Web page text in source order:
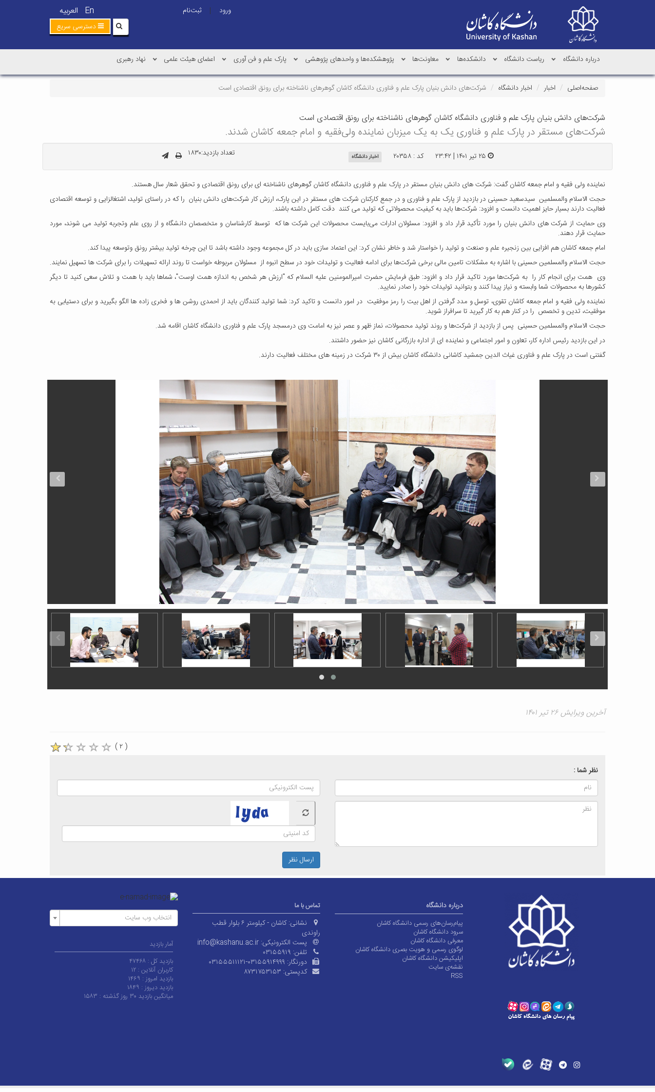
En العربیه ورود |
ثبت‌نام
دسترسی سریع
درباره دانشگاه ریاست دانشگاه دانشکده‌ها معاونت‌ها پژوهشکده‌ها و واحدهای پژوهشی پارک علم و فن آوری اعضای هیئت علمی نهاد رهبری
صفحه‌اصلی اخبار اخبار دانشگاه شرکت‌های دانش بنیان پارک علم و فناوری دانشگاه کاشان گوهرهای ناشناخته برای رونق اقتصادی است
شرکت‌های دانش بنیان پارک علم و فناوری دانشگاه کاشان گوهرهای ناشناخته برای رونق اقتصادی است
شرکت‌های مستقر در پارک علم و فناوری یک به یک میزبان نماینده ولی‌فقیه و امام جمعه کاشان شدند.
۲۵ تیر ۱۴۰۱ | ۲۳:۴۲ کد : ۲۰۳۵۸ اخبار دانشگاه تعداد بازدید:۱۸۳۰
نماینده ولی فقیه و امام جمعه کاشان گفت: شرکت های دانش بنیان مستقر در پارک علم و فناوری دانشگاه کاشان گوهرهای ناشناخته ای برای رونق اقتصادی و تحقق شعار سال هستند.
حجت الاسلام والمسلمین سیدسعید حسینی در بازدید از پارک علم و فناوری و در جمع کارکنان شرکت های مستقر در این پارک، ارزش کار شرکت‌های دانش بنیان را که در راستای تولید، اشتغالزایی و توسعه اقتصادی
فعالیت دارند بسیار حایز اهمیت دانست و افزود: شرکت‌ها باید به کیفیت محصولاتی که تولید می کنند دقت کامل داشته باشند.
وی حمایت از شرکت های دانش بنیان را مورد تأکید قرار داد و افزود: مسئولان ادارات می‌بایست محصولات این شرکت ها که توسط کارشناسان و متخصصان دانشگاه و از روی علم وتجربه تولید می شوند، مورد
حمایت قرار دهند.
امام جمعه کاشان هم افزایی بین زنجیره علم و صنعت و تولید را خواستار شد و خاطر نشان کرد: این اعتماد سازی باید در کل مجموعه وجود داشته باشد تا این چرخه تولید بیشتر رونق وتوسعه پیدا کند.
حجت الاسلام والمسلمین حسینی با اشاره به مشکلات تامین مالی برخی شرکت‌ها برای ادامه فعالیت و تولیدات خود در سطح انبوه از مسئولان مربوطه خواست تا روند ارائه تسهیلات را برای شرکت ها تسهیل نمایند.
وی همت برای انجام کار را به شرکت‌ها مورد تاکید قرار داد و افزود: طبق فرمایش حضرت امیرالمومنین علیه السلام که "ارزش هر شخص به اندازه همت اوست"، شماها باید با همت و تلاش سعی کنید تا دیگر
کشورها به محصولات شما وابسته و نیاز پیدا کنند و بتوانید تولیدات خود را صادر نمایید.
نماینده ولی فقیه و امام جمعه کاشان تقوی، توسل و مدد گرفتن از اهل بیت را رمز موفقیت در امور دانست و تاکید کرد: شما تولید کنندگان باید از احمدی روشن ها و فخری زاده ها الگو بگیرید و برای دستیابی به
موفقیت، تدین و تخصص را در کنار هم به کار گیرید تا سرافراز شوید.
حجت الاسلام والمسلمین حسینی پس از بازدید از شرکت‌ها و روند تولید محصولات، نماز ظهر و عصر نیز به امامت وی درمسجد پارک علم و فناوری دانشگاه کاشان اقامه شد.
در این بازدید رئیس اداره کار، تعاون و امور اجتماعی و نماینده ای از اداره بازرگانی کاشان نیز حضور داشتند.
گفتنی است در پارک علم و فناوری غیاث الدین جمشید کاشانی دانشگاه کاشان بیش از ۳۰ شرکت در زمینه های مختلف فعالیت دارند.
آخرین ویرایش ۲۶ تیر ۱۴۰۱
( ۲ )
نظر شما :
ارسال نظر
درباره دانشگاه
پیام‌رسان‌های رسمی دانشگاه کاشان
سرود دانشگاه کاشان
معرفی دانشگاه کاشان
لوگوی رسمی و هویت بصری دانشگاه کاشان
اپلیکیشن دانشگاه کاشان
نقشه‌ی سایت
RSS
تماس با ما
نشانی:
کاشان - کیلومتر ۶ بلوار قطب
راوندی
پست الکترونیکی: info@kashanu.ac.ir
تلفن: ۰۳۱۵۵۹۱۹
دورنگار: ۰۳۱۵۵۵۱۱۱۲۱-۰۳۱۵۵۹۱۴۹۹۹
کدپستی: ۸۷۳۱۷۵۳۱۵۳
انتخاب وب سایت
آمار بازدید
بازدید کل : ۴۷۴۶۸
کاربران آنلاین :۱۲
بازدید امروز : ۱۴۶۹
بازدید دیروز : ۱۸۴۹
میانگین بازدید ۳۰ روز گذشته :
۱۵۸۳